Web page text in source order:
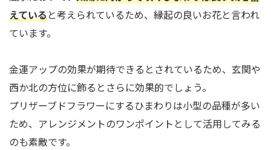
えていると考えられているため、縁起の良いお花と言われ
ています。
金運アップの効果が期待できるとされているため、玄関や
西か北の方位に飾るとさらに効果的でしょう。
プリザーブドフラワーにするひまわりは小型の品種が多い
ため、アレンジメントのワンポイントとして活用してみる
のも素敵です。